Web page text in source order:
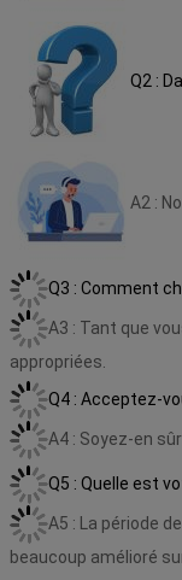
Q2 :
A2 :
Q3 : Comment
A3 : Tant que
appropriées.
Q4 : Acceptez-
A4 : Soyez-en
Q5 : Quelle est
A5 : La période
beaucoup amélioré